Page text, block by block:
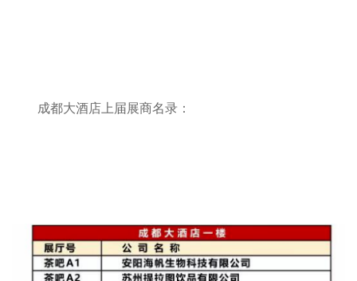
成都大酒店上届展商名录：